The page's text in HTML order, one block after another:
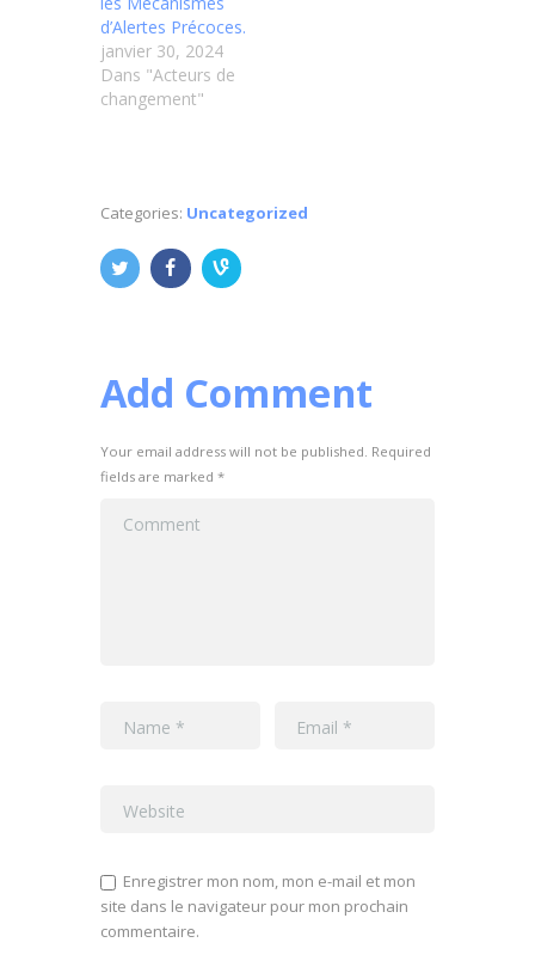
d’Alertes Précoces.
janvier 30, 2024
Dans "Acteurs de
changement"
Categories: Uncategorized
Add Comment
Your email address will not be published. Required
fields are marked *
Enregistrer mon nom, mon e-mail et mon
site dans le navigateur pour mon prochain
commentaire.